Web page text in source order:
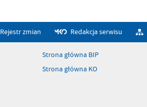
Rejestr zmian Redakcja serwisu
Strona główna BIP
Strona główna KO